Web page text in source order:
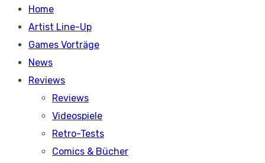
Home
Artist Line-Up
Games Vorträge
News
Reviews
Reviews
Videospiele
Retro-Tests
Comics & Bücher